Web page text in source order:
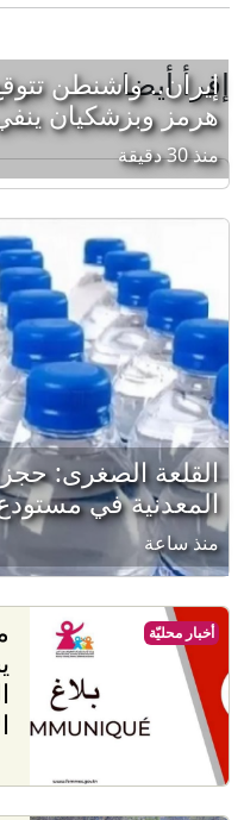
إقرأ أيضا
إيران.. واشنطن
هرمز وبزشكيان
منذ 30 دقيقة
القلعة الصغرى:
المعدنية في
منذ ساعة
أخبار محليّة